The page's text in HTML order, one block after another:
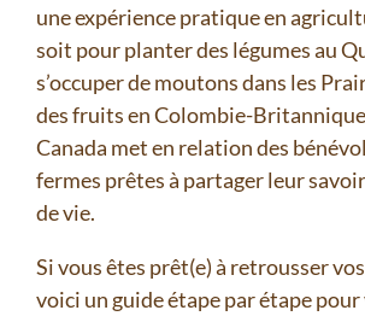
une expérience pratique en
soit pour planter des légumes au
s’occuper de moutons dans les
des fruits en Colombie-
Canada met en relation des
fermes prêtes à partager leur
de vie.
Si vous êtes prêt(e) à retrousser
voici un guide étape par étape pour